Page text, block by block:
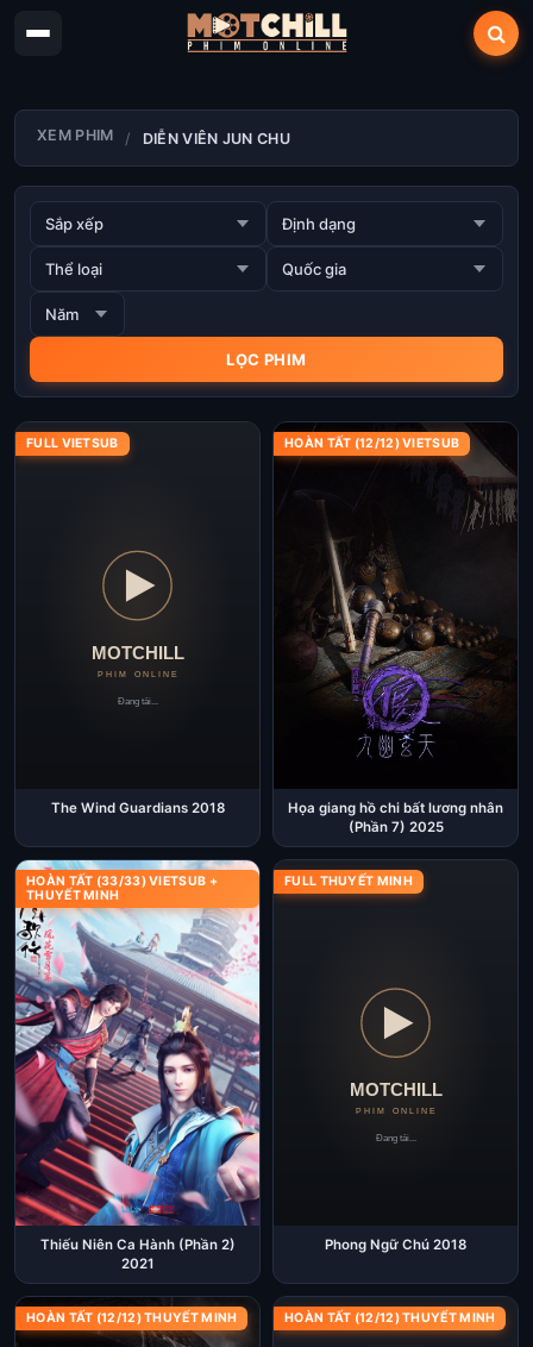
XEM PHIM DIỄN VIÊN JUN CHU
FULL VIETSUB
The Wind Guardians 2018
HOÀN TẤT (12/12) VIETSUB
Họa giang hồ chi bất lương nhân
(Phần 7) 2025
HOÀN TẤT (33/33) VIETSUB +
THUYẾT MINH
Thiếu Niên Ca Hành (Phần 2)
2021
FULL THUYẾT MINH
Phong Ngữ Chú 2018
HOÀN TẤT (12/12) THUYẾT MINH HOÀN TẤT (12/12) THUYẾT MINH